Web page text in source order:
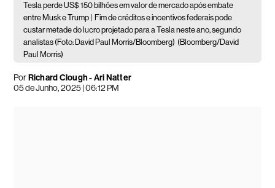
Tesla perde US$ 150 bilhões em valor de mercado após embate
entre Musk e Trump |
Fim de créditos e incentivos federais pode
custar metade do lucro projetado para a Tesla neste ano, segundo
analistas (Foto: David Paul Morris/Bloomberg) (Bloomberg/David
Paul Morris)
PorRichard Clough - Ari Natter
05 de Junho, 2025 | 06:12 PM